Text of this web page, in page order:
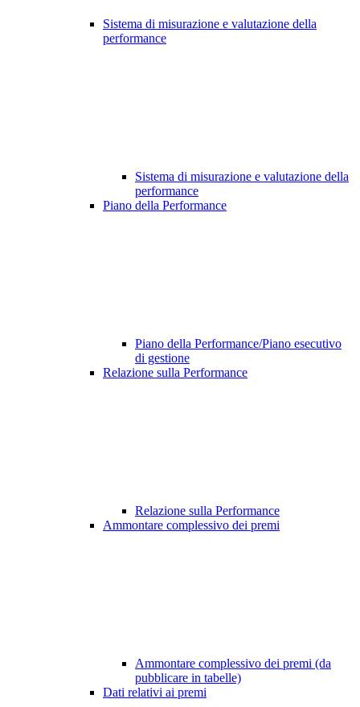
Sistema di misurazione e valutazione della
performance
Sistema di misurazione e valutazione della
performance
Piano della Performance
Piano della Performance/Piano esecutivo
di gestione
Relazione sulla Performance
Relazione sulla Performance
Ammontare complessivo dei premi
Ammontare complessivo dei premi (da
pubblicare in tabelle)
Dati relativi ai premi